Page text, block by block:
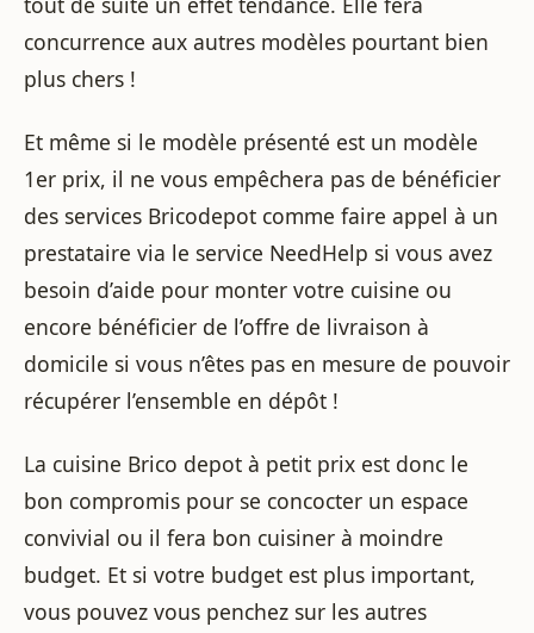
concurrence aux autres modèles pourtant bien
plus chers !
Et même si le modèle présenté est un modèle
1er prix, il ne vous empêchera pas de bénéficier
des services Bricodepot comme faire appel à un
prestataire via le service NeedHelp si vous avez
besoin d’aide pour monter votre cuisine ou
encore bénéficier de l’offre de livraison à
domicile si vous n’êtes pas en mesure de pouvoir
récupérer l’ensemble en dépôt !
La cuisine Brico depot à petit prix est donc le
bon compromis pour se concocter un espace
convivial ou il fera bon cuisiner à moindre
budget. Et si votre budget est plus important,
vous pouvez vous penchez sur les autres